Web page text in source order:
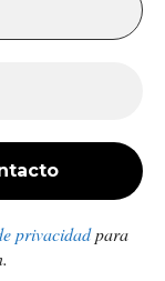
privacidadpara
contra...
van en aumento
los sismos en...